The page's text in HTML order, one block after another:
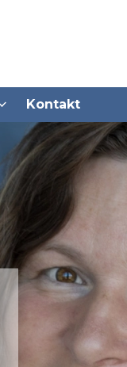
Kontakt